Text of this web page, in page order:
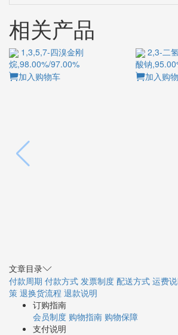
相关产品
1,3,5,7-四溴金刚
烷,98.00%/97.00%
加入购物车
2,3-二氢-
钠,95.00%
加入购
文章目录
付款周期 付款方式 发票制度 配送方式 运费
策 退换货流程 退款说明
订购指南
会员制度 购物指南 购物保障
支付说明